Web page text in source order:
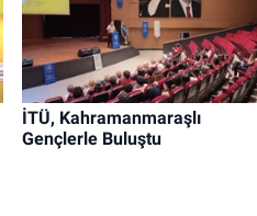
İTÜ, Kahramanmaraşlı
Gençlerle Buluştu